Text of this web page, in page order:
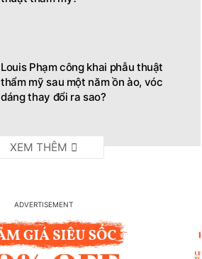
Louis Phạm công khai phẫu thuật
thẩm mỹ sau một năm ồn ào, vóc
dáng thay đổi ra sao?